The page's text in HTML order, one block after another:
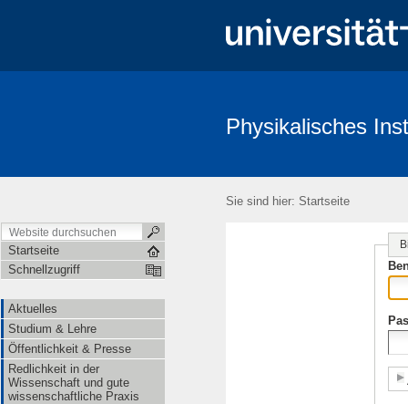
Physikalisches
Sie sind hier: Startseite
Startseite
Schnellzugriff
Aktuelles
Studium & Lehre
Öffentlichkeit & Presse
Redlichkeit in der
Wissenschaft und gute
wissenschaftliche Praxis